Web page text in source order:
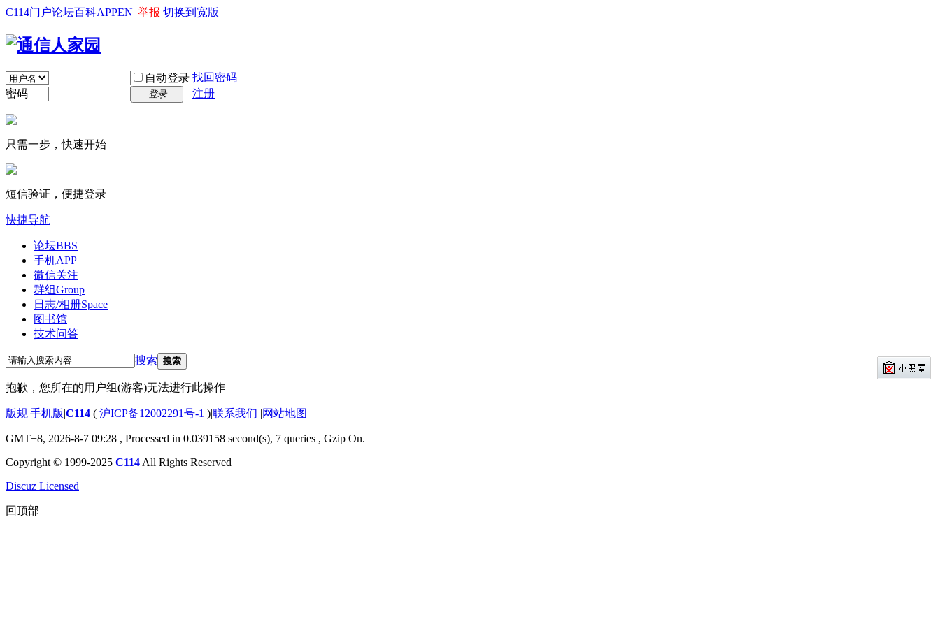
C114门户论坛百科APPEN| 举报 切换到宽版
自动登录 找回密码
密码
登录 注册
只需一步，快速开始
短信验证，便捷登录
快捷导航
论坛BBS
手机APP
微信关注
群组Group
日志/相册Space
图书馆
技术问答
搜索 搜索
抱歉，您所在的用户组(游客)无法进行此操作
版规|手机版|C114 ( 沪ICP备12002291号-1 )|联系我们 |网站地图
GMT+8, 2026-8-7 09:28 , Processed in 0.039158 second(s), 7 queries , Gzip On.
Copyright © 1999-2025 C114 All Rights Reserved
Discuz Licensed
回顶部